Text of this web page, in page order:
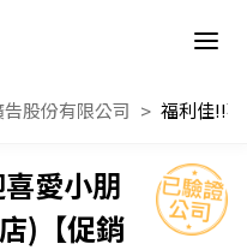
股份有限公司
愛小朋
)【促銷